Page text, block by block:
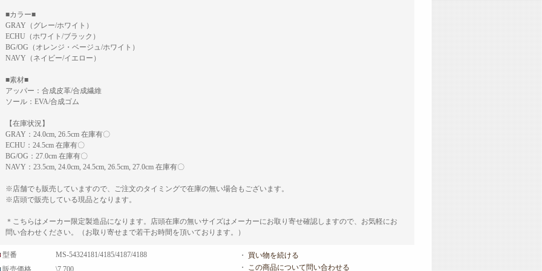
■カラー■
GRAY（グレー/ホワイト）
ECHU（ホワイト/ブラック）
BG/OG（オレンジ・ベージュ/ホワイト）
NAVY（ネイビー/イエロー）
■素材■
アッパー：合成皮革/合成繊維
ソール：EVA/合成ゴム
【在庫状況】
GRAY：24.0cm, 26.5cm 在庫有〇
ECHU：24.5cm 在庫有〇
BG/OG：27.0cm 在庫有〇
NAVY：23.5cm, 24.0cm, 24.5cm, 26.5cm, 27.0cm 在庫有〇
※店舗でも販売していますので、ご注文のタイミングで在庫の無い場合もございます。
※店頭で販売している現品となります。
＊こちらはメーカー限定製造品になります。店頭在庫の無いサイズはメーカーにお取り寄せ確認しますので、お気軽にお
問い合わせください。（お取り寄せまで若干お時間を頂いております。）
型番
MS-54324181/4185/4187/4188
販売価格
\7,700
・ 買い物を続ける
・ この商品について問い合わせる